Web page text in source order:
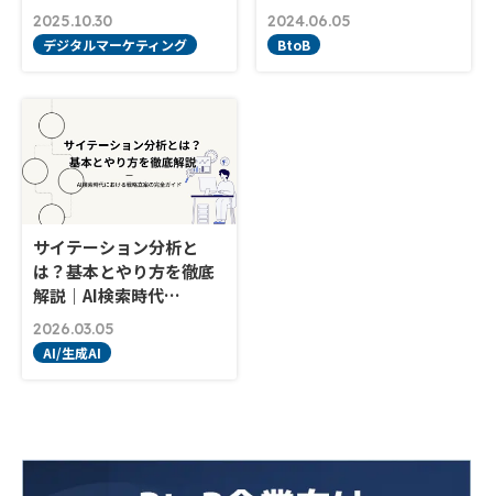
2025.10.30
デジタルマーケティング
2024.06.05
BtoB
サイテーション分析と
は？基本とやり方を徹底
解説｜AI検索時代…
2026.03.05
AI/生成AI